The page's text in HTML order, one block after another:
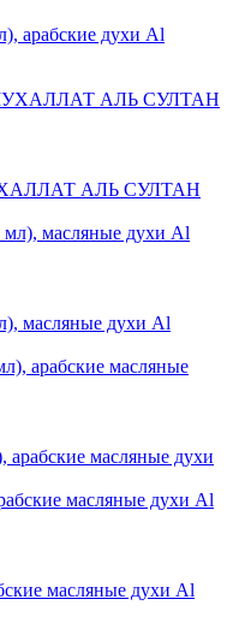
арабские духи Al
АЛЬ СУЛТАН
масляные духи Al
масляные духи
масляные духи Al